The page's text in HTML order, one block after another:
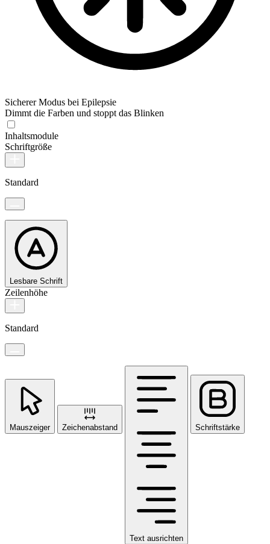
Sicherer Modus bei Epilepsie
Dimmt die Farben und stoppt das Blinken
Inhaltsmodule
Schriftgröße
Standard
Lesbare Schrift
Zeilenhöhe
Standard
Mauszeiger Zeichenabstand
Text ausrichten
Schriftstärke